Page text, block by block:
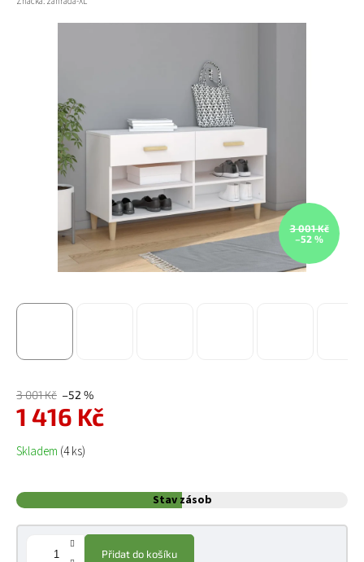
3 001 Kč
–52 %
3 001 Kč –52 %
1 416 Kč
Měrná cena:
Skladem (4 ks)
Stav zásob
Přidat do košíku